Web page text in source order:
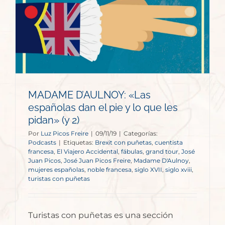
MADAME D’AULNOY: «Las
españolas dan el pie y lo que les
pidan» (y 2)
Por Luz Picos Freire | 09/11/19 | Categorías:
Podcasts | Etiquetas: Brexit con puñetas, cuentista
francesa, El Viajero Accidental, fábulas, grand tour, José
Juan Picos, José Juan Picos Freire, Madame D'Aulnoy,
mujeres españolas, noble francesa, siglo XVII, siglo xviii,
turistas con puñetas
Turistas con puñetas es una sección